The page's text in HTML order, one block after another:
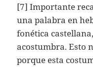
[7] Importante
una palabra en
fonética
acostumbra. Esto
porque esta